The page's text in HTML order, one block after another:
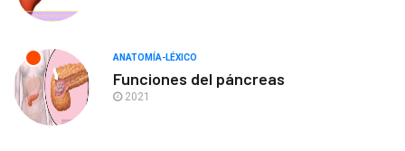
ANATOMÍA-LÉXICO
Funciones del páncreas
2021